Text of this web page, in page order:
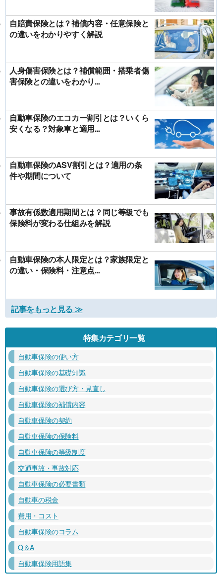
自賠責保険とは？補償内容・任意保険と
の違いをわかりやすく解説
人身傷害保険とは？補償範囲・搭乗者傷
害保険との違いをわかり...
自動車保険のエコカー割引とは？いくら
安くなる？対象車と適用...
自動車保険のASV割引とは？適用の条
件や期間について
事故有係数適用期間とは？同じ等級でも
保険料が変わる仕組みを解説
自動車保険の本人限定とは？家族限定と
の違い・保険料・注意点...
記事をもっと見る ≫
特集カテゴリ一覧
自動車保険の使い方
自動車保険の基礎知識
自動車保険の選び方・見直し
自動車保険の補償内容
自動車保険の契約
自動車保険の保険料
自動車保険の等級制度
交通事故・事故対応
自動車保険の必要書類
自動車の税金
費用・コスト
自動車保険のコラム
Q＆A
自動車保険用語集